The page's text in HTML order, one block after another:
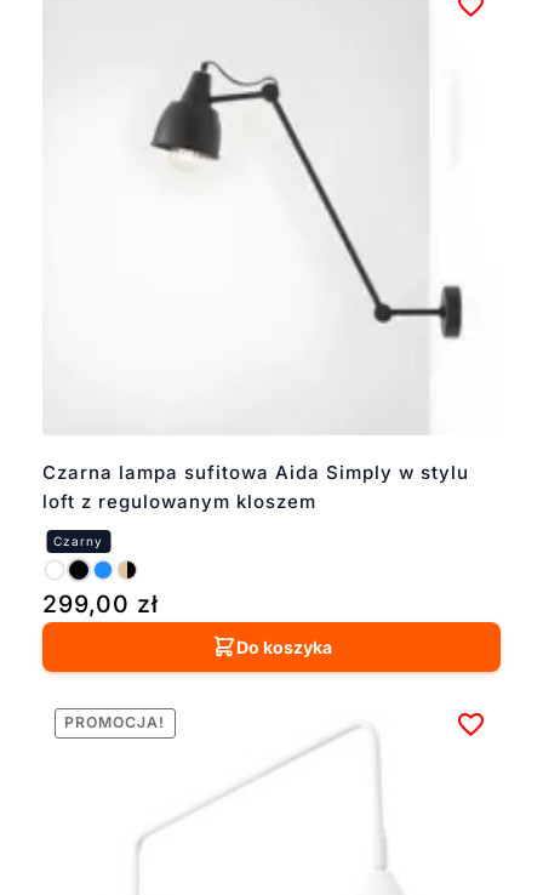
Czarna lampa sufitowa Aida Simply w stylu
loft z regulowanym kloszem
299,00 zł
Do koszyka
PROMOCJA!